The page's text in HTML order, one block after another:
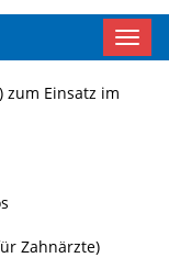
zum Einsatz im
Zahnärzte)